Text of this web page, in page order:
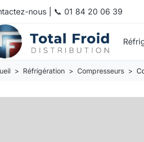
nous 📞 01 84 20 06 39
Réfrigération Compresseurs